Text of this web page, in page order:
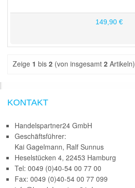
149,90 €
Zeige 1 bis 2 (von insgesamt 2 Artikeln)
KONTAKT
Handelspartner24 GmbH
Geschäftsführer:
Kai Gagelmann, Ralf Sunnus
Heselstücken 4, 22453 Hamburg
Tel: 0049 (0)40-54 00 77 00
Fax: 0049 (0)40-54 00 77 099